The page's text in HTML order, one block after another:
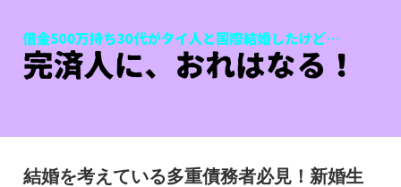
結婚を考えている多重債務者必見！新婚生